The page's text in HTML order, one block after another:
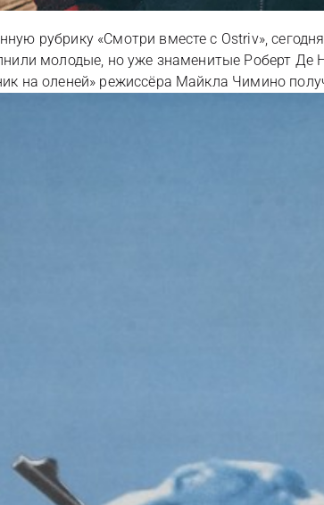
рубрику «Смотри вместе с Ostriv»,
молодые, но уже знаменитые Роберт
на оленей» режиссёра Майкла Чимино